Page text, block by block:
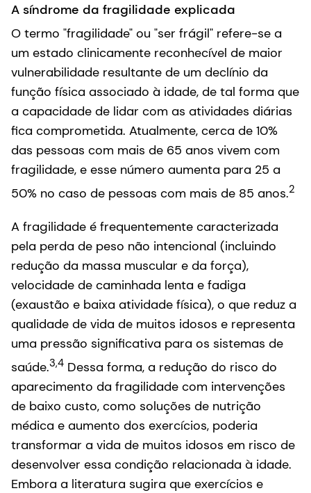
A síndrome da fragilidade explicada
O termo "fragilidade" ou "ser frágil" refere-se a
um estado clinicamente reconhecível de maior
vulnerabilidade resultante de um declínio da
função física associado à idade, de tal forma que
a capacidade de lidar com as atividades diárias
fica comprometida. Atualmente, cerca de 10%
das pessoas com mais de 65 anos vivem com
fragilidade, e esse número aumenta para 25 a
50% no caso de pessoas com mais de 85 anos.2
A fragilidade é frequentemente caracterizada
pela perda de peso não intencional (incluindo
redução da massa muscular e da força),
velocidade de caminhada lenta e fadiga
(exaustão e baixa atividade física), o que reduz a
qualidade de vida de muitos idosos e representa
uma pressão significativa para os sistemas de
saúde.3,4 Dessa forma, a redução do risco do
aparecimento da fragilidade com intervenções
de baixo custo, como soluções de nutrição
médica e aumento dos exercícios, poderia
transformar a vida de muitos idosos em risco de
desenvolver essa condição relacionada à idade.
Embora a literatura sugira que exercícios e